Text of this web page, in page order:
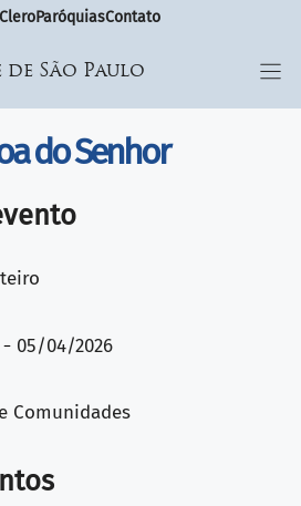
CleroParóquiasContato
São Paulo
do Senhor
05/04/2026
Comunidades